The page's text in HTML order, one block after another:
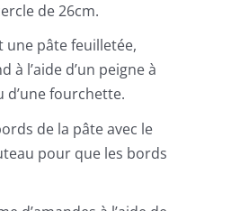
de 26cm.
une pâte feuilletée,
à l’aide d’un peigne à
d’une fourchette.
de la pâte avec le
pour que les bords